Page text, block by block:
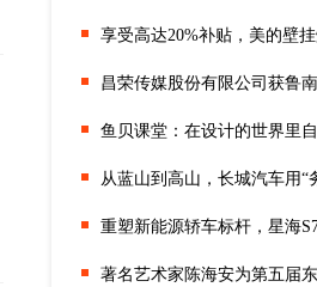
鱼贝课堂：在设计的世界里
重塑新能源轿车标杆，星海